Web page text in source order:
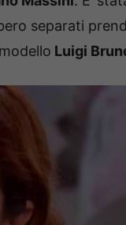
separati
Luigi